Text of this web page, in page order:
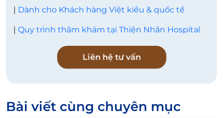
| Dành cho Khách hàng Việt kiều & quốc tế
| Quy trình thăm khám tại Thiện Nhân Hospital
Liên hệ tư vấn
Bài viết cùng chuyên mục